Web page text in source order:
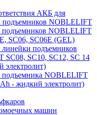
АКБ для
NOBLELIFT
подъемников NOBLELIFT
SC06, SC06E (GEL)
линейки подъемников
SC08, SC10, SC12, SC 14
электролит)
подъемника NOBLELIFT
- жидкий электролит)
машин